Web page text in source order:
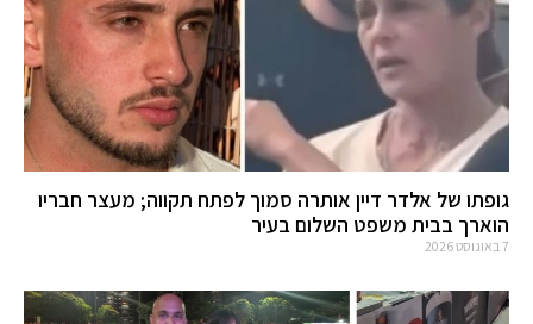
גופתו של אלדר דיין אותרה סמוך לפתח תקווה; מעצר חבריו
הוארך בבית משפט השלום בעיר
7 באוגוסט 2026